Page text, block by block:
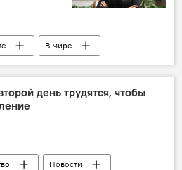
В мире
Россия
день трудятся, чтобы
Новости